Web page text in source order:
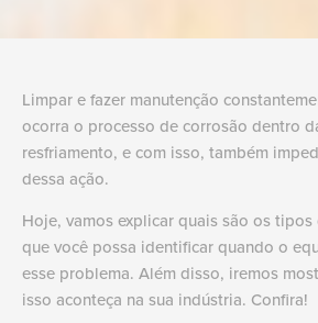
Limpar e fazer manutenção
ocorra o processo de corrosão dentro
resfriamento, e com isso, também
dessa ação.
Hoje, vamos explicar quais são os
que você possa identificar quando o
esse problema. Além disso, iremos
isso aconteça na sua indústria. Confira!